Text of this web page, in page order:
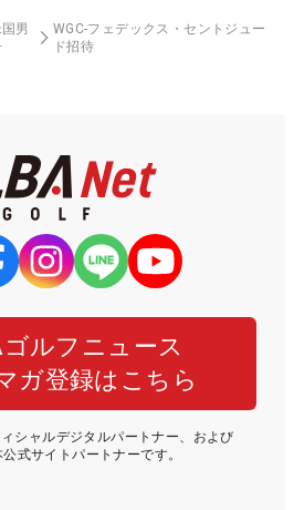
男
WGC-フェデックス・セントジュー
ド招待
ルフニュース
ガ登録はこちら
シャルデジタルパートナー、および
式サイトパートナーです。